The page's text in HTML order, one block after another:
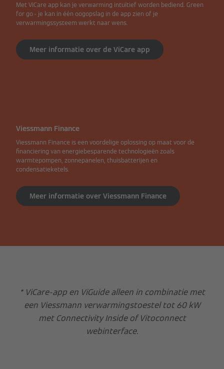
Met ViCare app kan je verwarming intuïtief worden bediend. Green
for go - je kan in één oogopslag in de app zien of je
verwarmingssysteem werkt naar wens.
Meer informatie over de ViCare app
Viessmann Finance
Viessmann Finance is een voordelige oplossing op maat voor de
financiering van energiebesparende technologieën zoals
warmtepompen, zonnepanelen, thuisbatterijen en
condensatieketels.
Meer informatie over Viessmann Finance
* ViCare-app en ViGuide alleen in combinatie met
een Viessmann verwarmingstoestel tot 60 kW
met Connectivity Inside of Vitoconnect
webinterface.